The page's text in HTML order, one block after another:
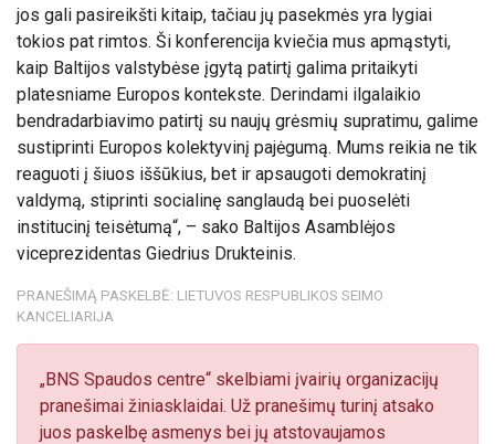
jos gali pasireikšti kitaip, tačiau jų pasekmės yra lygiai
tokios pat rimtos. Ši konferencija kviečia mus apmąstyti,
kaip Baltijos valstybėse įgytą patirtį galima pritaikyti
platesniame Europos kontekste. Derindami ilgalaikio
bendradarbiavimo patirtį su naujų grėsmių supratimu, galime
sustiprinti Europos kolektyvinį pajėgumą. Mums reikia ne tik
reaguoti į šiuos iššūkius, bet ir apsaugoti demokratinį
valdymą, stiprinti socialinę sanglaudą bei puoselėti
institucinį teisėtumą“, – sako Baltijos Asamblėjos
viceprezidentas Giedrius Drukteinis.
PRANEŠIMĄ PASKELBĖ: LIETUVOS RESPUBLIKOS SEIMO
KANCELIARIJA
„BNS Spaudos centre“ skelbiami įvairių organizacijų
pranešimai žiniasklaidai. Už pranešimų turinį atsako
juos paskelbę asmenys bei jų atstovaujamos